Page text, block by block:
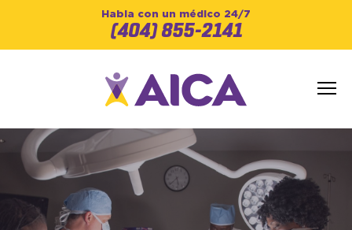
Habla con un médico 24/7
(404) 855-2141